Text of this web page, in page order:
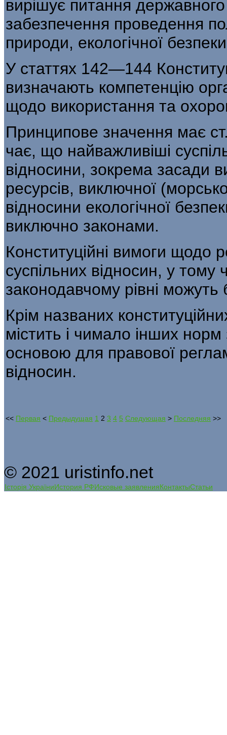
вирішує питання
забезпечення проведення
природи, екологічної
У статтях 142—144
визначають компетенцію
щодо використання та
Принципове значення має
чає, що найважливіші
відно­сини, зокрема засади
ресурсів, ви­ключної
відносини еколо­гічної
виключно законами.
Конституційні вимоги щодо
суспільних відносин, у тому
зако­нодавчому рівні можуть
Крім названих
містить і чимало інших норм
осно­вою для правової
відносин.
<< Первая < Предыдущая 1 2 3 4 5 Следующая > Последняя >>
© 2021 uristinfo.net
Історія УкраїниИстория РФИсковые заявленияКонтактыСтатьи